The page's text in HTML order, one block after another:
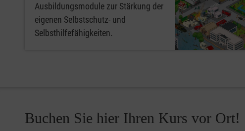
Ausbildungsmodule zur Stärkung der
eigenen Selbstschutz- und
Selbsthilfefähigkeiten.
Buchen Sie hier Ihren Kurs vor Ort!